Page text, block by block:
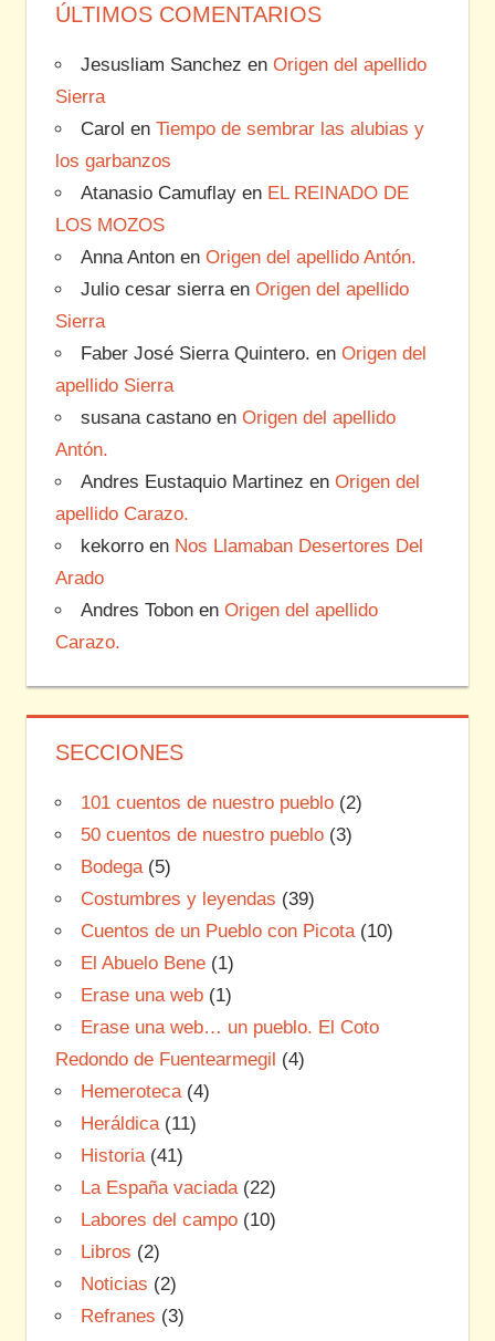
ÚLTIMOS COMENTARIOS
Jesusliam Sanchez en Origen del apellido
Sierra
Carol en Tiempo de sembrar las alubias y
los garbanzos
Atanasio Camuflayen EL REINADO DE
LOS MOZOS
Anna Antonen Origen del apellido Antón.
Julio cesar sierraen Origen del apellido
Sierra
Faber José Sierra Quintero. en Origen del
apellido Sierra
susana castanoen Origen del apellido
Antón.
Andres Eustaquio Martinez en Origen del
apellido Carazo.
kekorroen Nos Llamaban Desertores Del
Arado
Andres Tobonen Origen del apellido
Carazo.
SECCIONES
101 cuentos de nuestro pueblo(2)
50 cuentos de nuestro pueblo(3)
Bodega(5)
Costumbres y leyendas (39)
Cuentos de un Pueblo con Picota(10)
El Abuelo Bene(1)
Erase una web(1)
Erase una web… un pueblo. El Coto
Redondo de Fuentearmegil (4)
Hemeroteca(4)
Heráldica(11)
Historia(41)
La España vaciada(22)
Labores del campo(10)
Libros (2)
Noticias (2)
Refranes (3)